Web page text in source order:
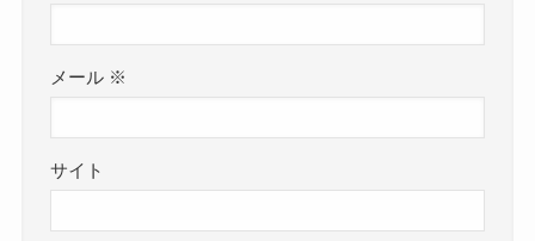
メール ※
サイト